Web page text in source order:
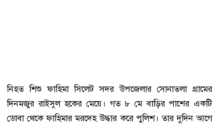
নিহত শিশু ফাহিমা সিলেট সদর উপজেলার সোনাতলা গ্রামের
দিনমজুর রাইসুল হকের মেয়ে। গত ৮ মে বাড়ির পাশের একটি
ডোবা থেকে ফাহিমার মরদেহ উদ্ধার করে পুলিশ। তার দুদিন আগে